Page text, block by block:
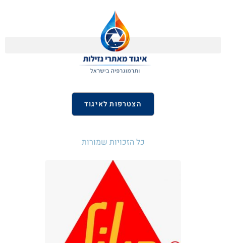
הצטרפות לאיגוד
כל הזכויות שמורות